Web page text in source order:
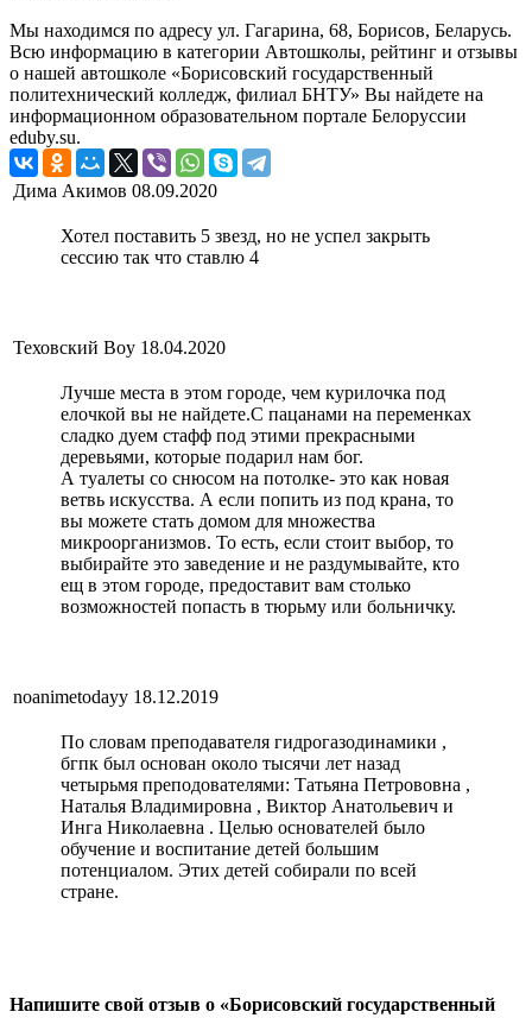
Мы находимся по адресу ул. Гагарина, 68, Борисов, Беларусь.
Всю информацию в категории Автошколы, рейтинг и отзывы
о нашей автошколе «Борисовский государственный
политехнический колледж, филиал БНТУ» Вы найдете на
информационном образовательном портале Белоруссии
eduby.su.
Дима Акимов 08.09.2020
Хотел поставить 5 звезд, но не успел закрыть
сессию так что ставлю 4
Теховский Boy 18.04.2020
Лучше места в этом городе, чем курилочка под
елочкой вы не найдете.С пацанами на переменках
сладко дуем стафф под этими прекрасными
деревьями, которые подарил нам бог.
А туалеты со снюсом на потолке- это как новая
ветвь искусства. А если попить из под крана, то
вы можете стать домом для множества
микроорганизмов. То есть, если стоит выбор, то
выбирайте это заведение и не раздумывайте, кто
ещ в этом городе, предоставит вам столько
возможностей попасть в тюрьму или больничку.
noanimetodayy 18.12.2019
По словам преподавателя гидрогазодинамики ,
бгпк был основан около тысячи лет назад
четырьмя преподователями: Татьяна Петрововна ,
Наталья Владимировна , Виктор Анатольевич и
Инга Николаевна . Целью основателей было
обучение и воспитание детей большим
потенциалом. Этих детей собирали по всей
стране.
Напишите свой отзыв о «Борисовский государственный